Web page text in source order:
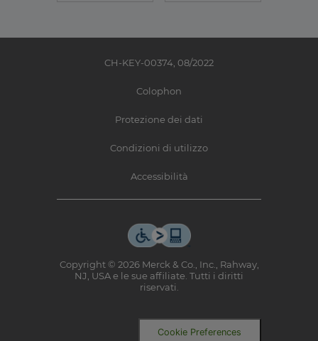
Colophon
Protezione dei dati
Condizioni di utilizzo
Accessibilità
CH-KEY-00374, 08/2022
Copyright © 2026 Merck & Co., Inc., Rahway,
NJ, USA e le sue affiliate. Tutti i diritti
riservati.
Cookie Preferences